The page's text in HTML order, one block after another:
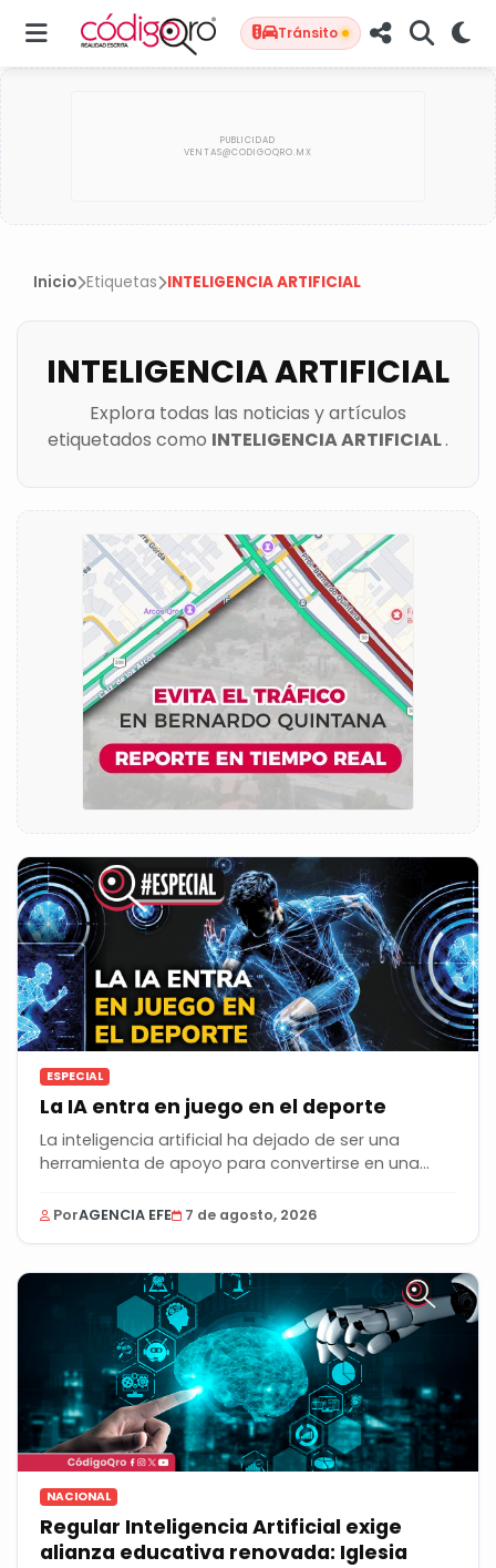
Tránsito
Inicio Etiquetas INTELIGENCIA ARTIFICIAL
INTELIGENCIA ARTIFICIAL
Explora todas las noticias y artículos
etiquetados como INTELIGENCIA ARTIFICIAL.
ESPECIAL
La IA entra en juego en el deporte
La inteligencia artificial ha dejado de ser una
herramienta de apoyo para convertirse en una...
PorAGENCIA EFE 7 de agosto, 2026
NACIONAL
Regular Inteligencia Artificial exige
alianza educativa renovada: Iglesia